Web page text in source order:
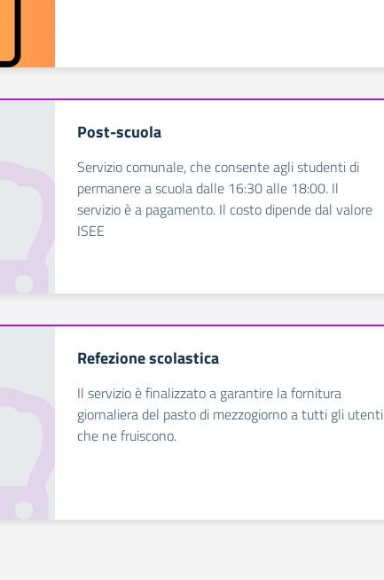
Post-scuola
Servizio comunale, che consente agli studenti di
permanere a scuola dalle 16:30 alle 18:00. Il
servizio è a pagamento. Il costo dipende dal valore
ISEE
Refezione scolastica
Il servizio è finalizzato a garantire la fornitura
giornaliera del pasto di mezzogiorno a tutti gli utenti
che ne fruiscono.